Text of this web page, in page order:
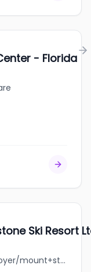
- Florida
Ski Resort
jobbank.gc.ca/browsejobs/employer/mount+st+louis+moonstone+ski+resort+ltd./ca